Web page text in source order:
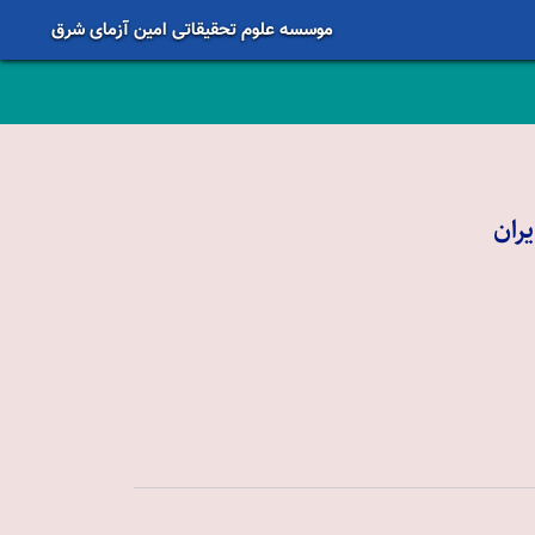
موسسه علوم تحقیقاتی امین آزمای شرق